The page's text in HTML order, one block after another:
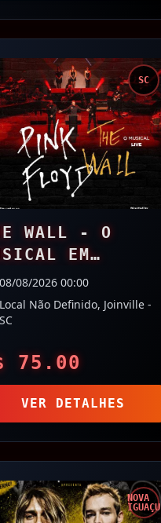
SC
WALL - O
EM
08/08/2026 00:00
Local Não Definido, Joinville -
SC
75.00
VER DETALHES
NOVA
IGUAÇU